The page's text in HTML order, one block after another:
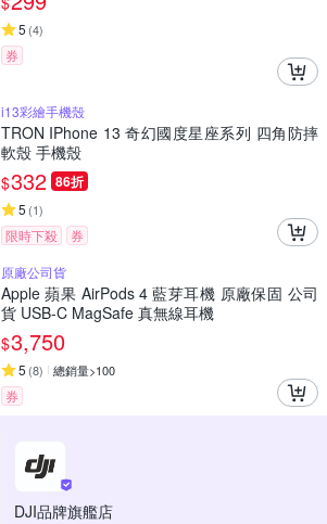
5 (4)
券
i13彩繪手機殼
TRON IPhone 13 奇幻國度星座系列 四角防摔
軟殼 手機殼
$332 86折
5 (1)
限時下殺
券
原廠公司貨
Apple 蘋果 AirPods 4 藍芽耳機 原廠保固 公司
貨 USB-C MagSafe 真無線耳機
$3,750
5 (8) 總銷量>100
券
DJI品牌旗艦店